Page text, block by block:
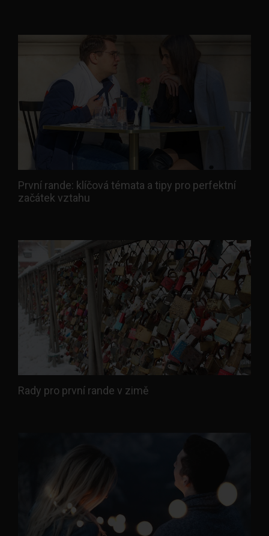
První rande: klíčová témata a tipy pro perfektní
začátek vztahu
Rady pro první rande v zimě